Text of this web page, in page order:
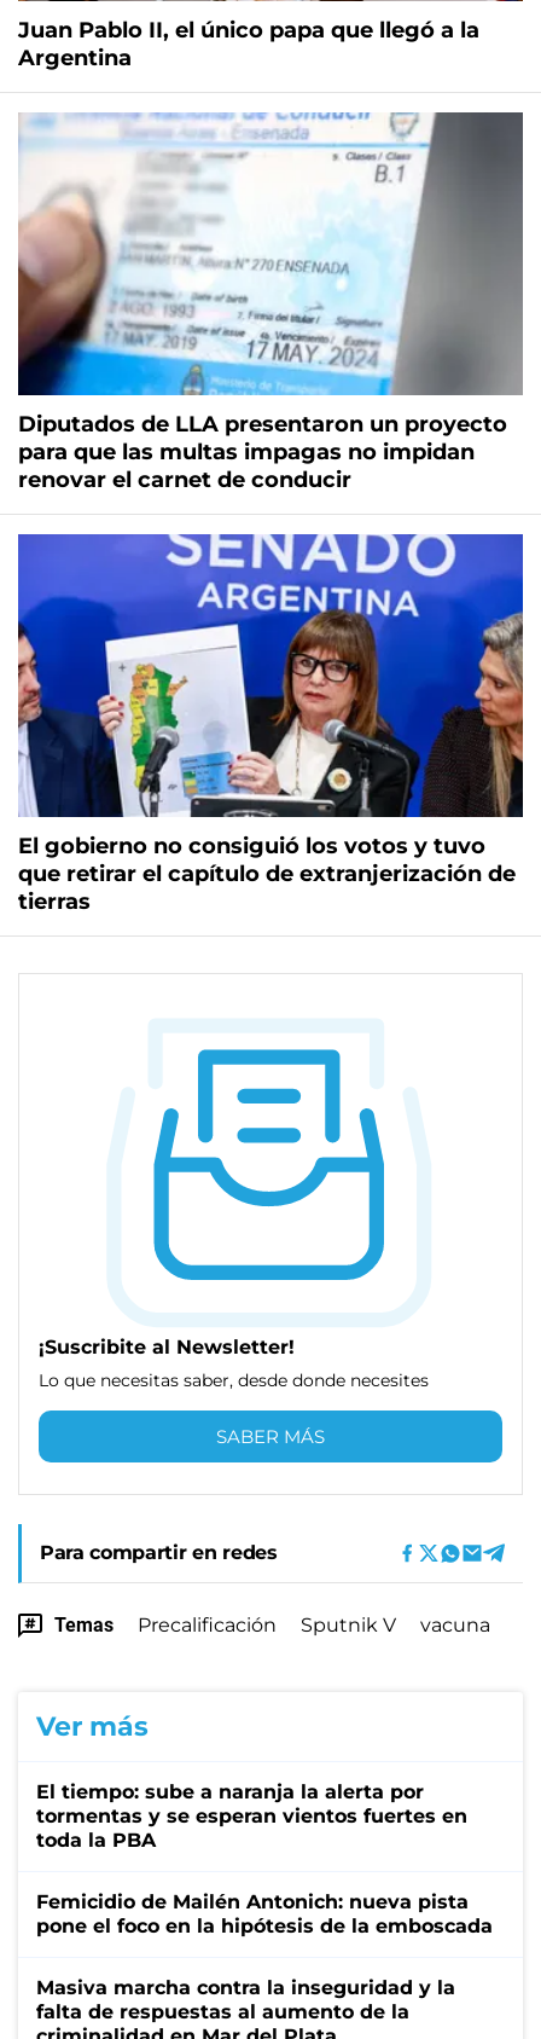
Juan Pablo II, el único papa que llegó a la
Argentina
Diputados de LLA presentaron un proyecto
para que las multas impagas no impidan
renovar el carnet de conducir
El gobierno no consiguió los votos y tuvo
que retirar el capítulo de extranjerización de
tierras
¡Suscribite al Newsletter!
Lo que necesitas saber, desde donde necesites
SABER MÁS
Para compartir en redes
Temas Precalificación Sputnik V vacuna
Ver más
El tiempo: sube a naranja la alerta por
tormentas y se esperan vientos fuertes en
toda la PBA
Femicidio de Mailén Antonich: nueva pista
pone el foco en la hipótesis de la emboscada
Masiva marcha contra la inseguridad y la
falta de respuestas al aumento de la